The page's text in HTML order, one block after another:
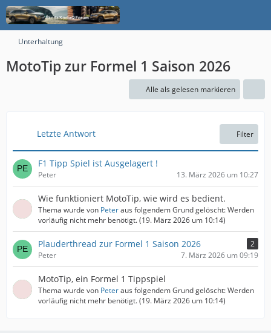
Unterhaltung
MotoTip zur Formel 1 Saison 2026
Alle als gelesen markieren
Letzte Antwort Filter
F1 Tipp Spiel ist Ausgelagert !
Peter 13. März 2026 um 10:27
Wie funktioniert MotoTip, wie wird es bedient.
Thema wurde von Peteraus folgendem Grund gelöscht: Werden
vorläufig nicht mehr benötigt. (19. März 2026 um 10:14)
Plauderthread zur Formel 1 Saison 2026
2
Peter
7. März 2026 um 09:19
MotoTip, ein Formel 1 Tippspiel
Thema wurde von Peteraus folgendem Grund gelöscht: Werden
vorläufig nicht mehr benötigt. (19. März 2026 um 10:14)